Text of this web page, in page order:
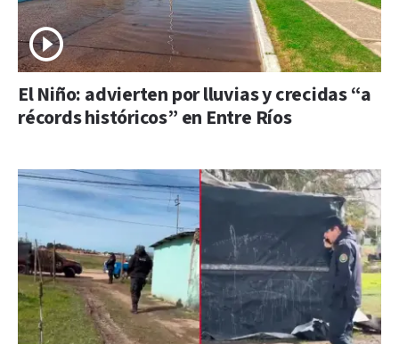
El Niño: advierten por lluvias y crecidas “a
récords históricos” en Entre Ríos